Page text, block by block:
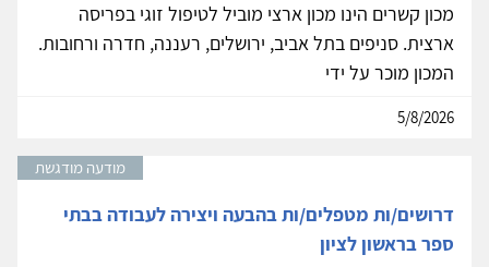
מכון קשרים הינו מכון ארצי מוביל לטיפול זוגי בפריסה
ארצית. סניפים בתל אביב, ירושלים, רעננה, חדרה ורחובות.
המכון מוכר על ידי
5/8/2026
מודעה מודגשת
דרושים/ות מטפלים/ות בהבעה ויצירה לעבודה בבתי
ספר בראשון לציון